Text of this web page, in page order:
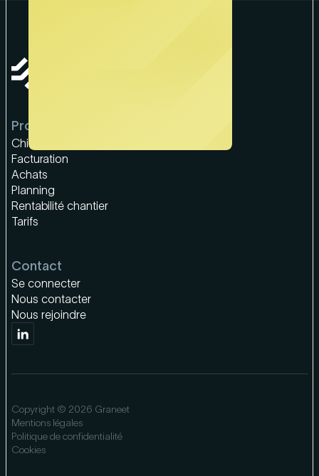
Produit
Chiffrage & devis
Facturation
Achats
Planning
Rentabilité chantier
Tarifs
Contact
Se connecter
Nous contacter
Nous rejoindre
Copyright © 2026 Graneet
Mentions légales
Politique de confidentialité
Cookies